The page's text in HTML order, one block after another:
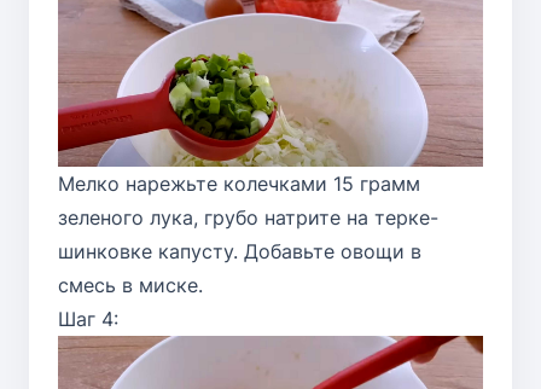
Мелко нарежьте колечками 15 грамм
зеленого лука, грубо натрите на терке-
шинковке капусту. Добавьте овощи в
смесь в миске.
Шаг 4: